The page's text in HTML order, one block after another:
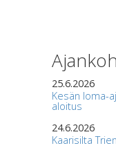
25.6.2026
Kesän loma-
aloitus
24.6.2026
Kaarisilta